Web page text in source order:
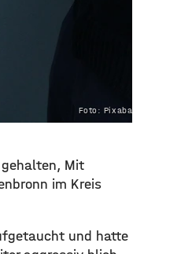
Foto: Pixabay.com
gehalten, Mit
im Kreis
und hatte